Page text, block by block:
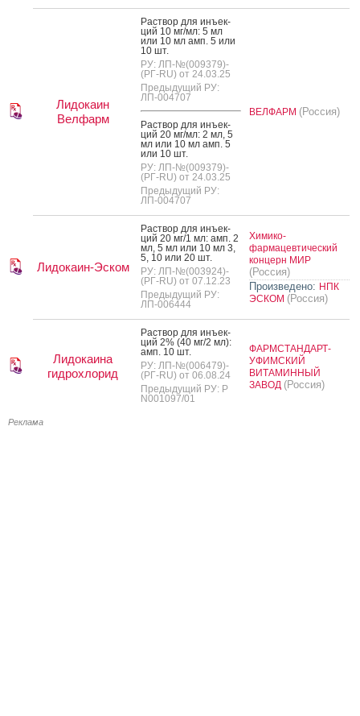
Лидокаин
Велфарм
Рас­твор для инъ­ек­
ций 10 мг/мл: 5 мл
или 10 мл амп. 5 или
10 шт.
РУ: ЛП-№(009379)-
(РГ-RU) от 24.03.25
Предыдущий РУ:
ЛП-004707
Рас­твор для инъ­ек­
ций 20 мг/мл: 2 мл, 5
мл или 10 мл амп. 5
или 10 шт.
РУ: ЛП-№(009379)-
(РГ-RU) от 24.03.25
Предыдущий РУ:
ЛП-004707
ВЕЛФАРМ (Россия)
Лидокаин-Эском
Рас­твор для инъ­ек­
ций 20 мг/1 мл: амп. 2
мл, 5 мл или 10 мл 3,
5, 10 или 20 шт.
РУ: ЛП-№(003924)-
(РГ-RU) от 07.12.23
Предыдущий РУ:
ЛП-006444
Химико-
фармацевтический
концерн МИР
(Россия)
Произведено: НПК
ЭСКОМ (Россия)
Лидокаина
гидрохлорид
Рас­твор для инъ­ек­
ций 2% (40 мг/2 мл):
амп. 10 шт.
РУ: ЛП-№(006479)-
(РГ-RU) от 06.08.24
Предыдущий РУ: Р
N001097/01
ФАРМСТАНДАРТ-
УФИМСКИЙ
ВИТАМИННЫЙ
ЗАВОД (Россия)
Реклама